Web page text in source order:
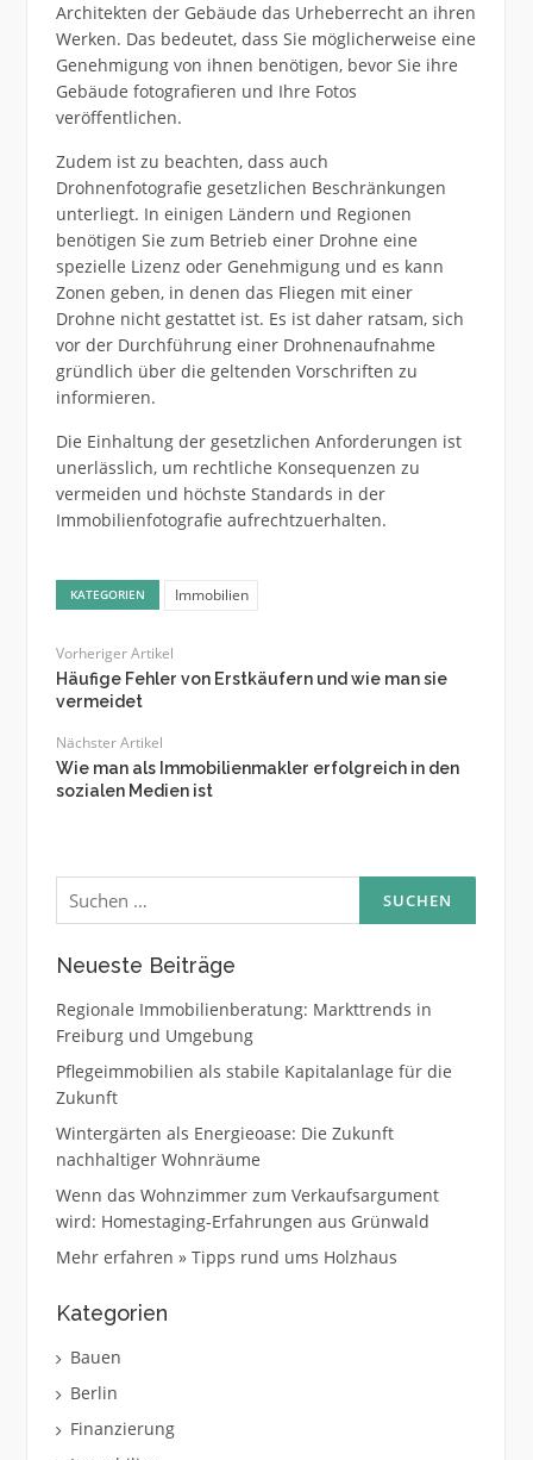
Architekten der Gebäude das Urheberrecht an ihren
Werken. Das bedeutet, dass Sie möglicherweise eine
Genehmigung von ihnen benötigen, bevor Sie ihre
Gebäude fotografieren und Ihre Fotos
veröffentlichen.
Zudem ist zu beachten, dass auch
Drohnenfotografie gesetzlichen Beschränkungen
unterliegt. In einigen Ländern und Regionen
benötigen Sie zum Betrieb einer Drohne eine
spezielle Lizenz oder Genehmigung und es kann
Zonen geben, in denen das Fliegen mit einer
Drohne nicht gestattet ist. Es ist daher ratsam, sich
vor der Durchführung einer Drohnenaufnahme
gründlich über die geltenden Vorschriften zu
informieren.
Die Einhaltung der gesetzlichen Anforderungen ist
unerlässlich, um rechtliche Konsequenzen zu
vermeiden und höchste Standards in der
Immobilienfotografie aufrechtzuerhalten.
KATEGORIEN Immobilien
Vorheriger Artikel
Häufige Fehler von Erstkäufern und wie man sie
vermeidet
Nächster Artikel
Wie man als Immobilienmakler erfolgreich in den
sozialen Medien ist
Suchen
nach:
Neueste Beiträge
Regionale Immobilienberatung: Markttrends in
Freiburg und Umgebung
Pflegeimmobilien als stabile Kapitalanlage für die
Zukunft
Wintergärten als Energieoase: Die Zukunft
nachhaltiger Wohnräume
Wenn das Wohnzimmer zum Verkaufsargument
wird: Homestaging-Erfahrungen aus Grünwald
Mehr erfahren » Tipps rund ums Holzhaus
Kategorien
Bauen
Berlin
Finanzierung